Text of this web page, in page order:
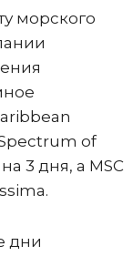
морского
of
3 дня, а MSC
дни